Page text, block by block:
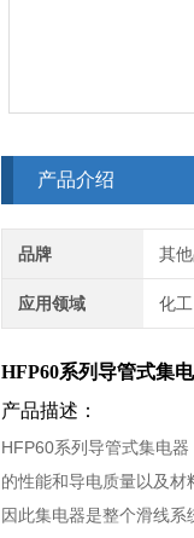
产品介绍
品牌 其
应用领域 化
HFP60系列导管式集
产品描述：
HFP60系列导管式集电
的性能和导电质量以及
因此集电器是整个滑线